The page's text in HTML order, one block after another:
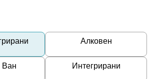
Алковен
Ван Интегрирани